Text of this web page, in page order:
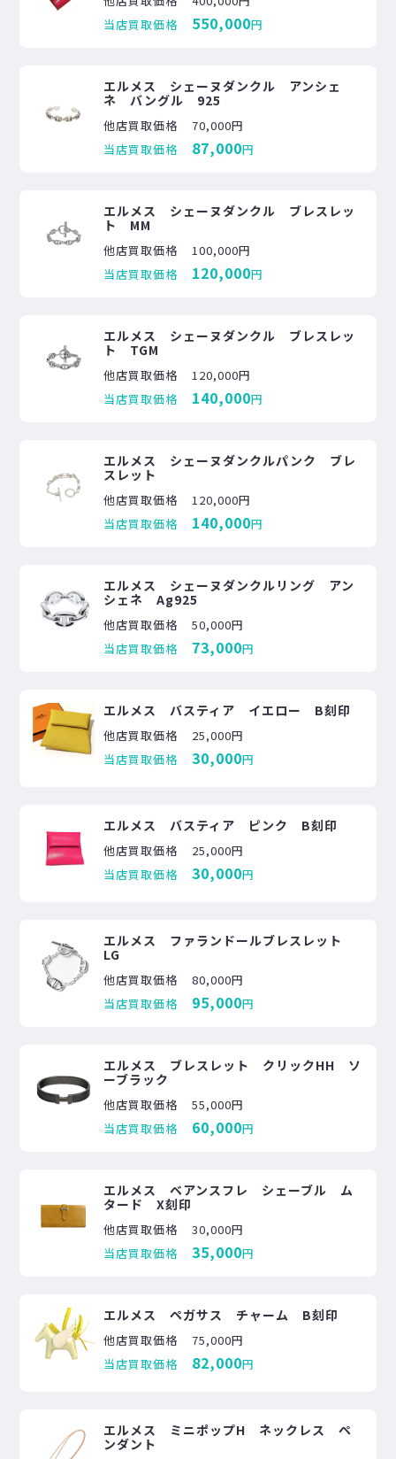
当店買取価格
550,000円
エルメス シェーヌダンクル アンシェ
ネ バングル 925
他店買取価格
70,000円
当店買取価格
87,000円
エルメス シェーヌダンクル ブレスレッ
ト MM
他店買取価格
100,000円
当店買取価格
120,000円
エルメス シェーヌダンクル ブレスレッ
ト TGM
他店買取価格
120,000円
当店買取価格
140,000円
エルメス シェーヌダンクルパンク ブレ
スレット
他店買取価格
120,000円
当店買取価格
140,000円
エルメス シェーヌダンクルリング アン
シェネ Ag925
他店買取価格
50,000円
当店買取価格
73,000円
エルメス バスティア イエロー B刻印
他店買取価格
25,000円
当店買取価格
30,000円
エルメス バスティア ピンク B刻印
他店買取価格
25,000円
当店買取価格
30,000円
エルメス ファランドールブレスレット
LG
他店買取価格
80,000円
当店買取価格
95,000円
エルメス ブレスレット クリックHH ソ
ーブラック
他店買取価格
55,000円
当店買取価格
60,000円
エルメス ベアンスフレ シェーブル ム
タード X刻印
他店買取価格
30,000円
当店買取価格
35,000円
エルメス ペガサス チャーム B刻印
他店買取価格
75,000円
当店買取価格
82,000円
エルメス ミニポップH ネックレス ペ
ンダント